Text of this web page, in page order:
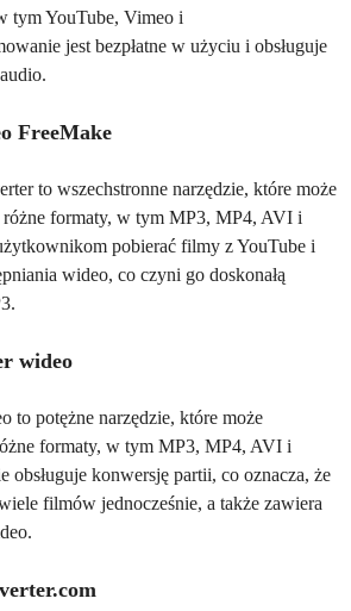
tym YouTube, Vimeo i
jest bezpłatne w użyciu i obsługuje
FreeMake
to wszechstronne narzędzie, które może
formaty, w tym MP3, MP4, AVI i
pobierać filmy z YouTube i
wideo, co czyni go doskonałą
wideo
to potężne narzędzie, które może
formaty, w tym MP3, MP4, AVI i
obsługuje konwersję partii, co oznacza, że
filmów jednocześnie, a także zawiera